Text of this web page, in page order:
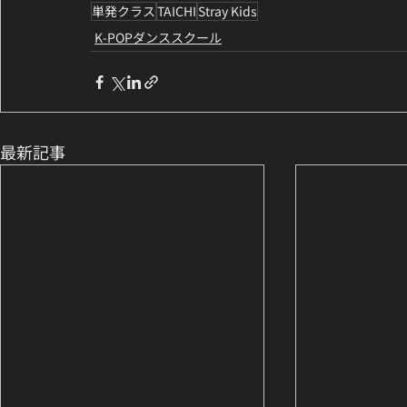
単発クラスTAICHI Stray Kids
K-POPダンススクール
最新記事